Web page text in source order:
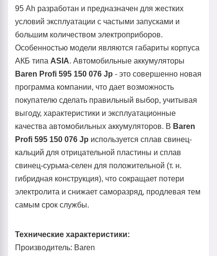
95 Ah разработан и предназначен для жестких
условий эксплуатации с частыми запусками и
большим количеством электроприборов.
Особенностью модели являются габариты корпуса
АКБ типа ASIA. Автомобильные аккумуляторы
Baren Profi 595 150 076 Jp - это совершенно новая
программа компании, что дает возможность
покупателю сделать правильный выбор, учитывая
выгоду, характеристики и эксплуатационные
качества автомобильных аккумуляторов. В Baren
Profi 595 150 076 Jp используется сплав свинец-
кальций для отрицательной пластины и сплав
свинец-сурьма-селен для положительной (т. н.
гибридная конструкция), что сокращает потери
электролита и снижает саморазряд, продлевая тем
самым срок службы.
Технические характеристики:
Производитель: Baren